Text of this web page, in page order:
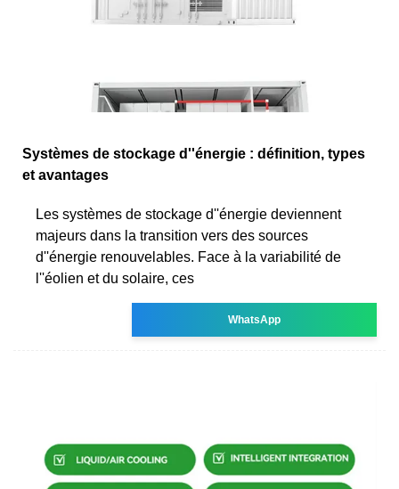
Systèmes de stockage d''énergie : définition, types
et avantages
Les systèmes de stockage d''énergie deviennent
majeurs dans la transition vers des sources
d''énergie renouvelables. Face à la variabilité de
l''éolien et du solaire, ces
WhatsApp